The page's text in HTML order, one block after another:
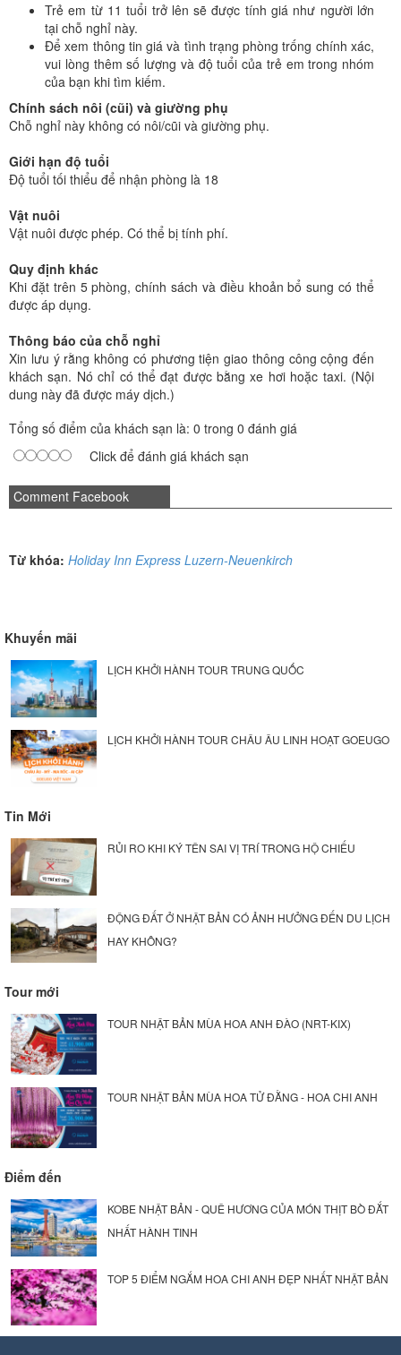
Trẻ em từ 11 tuổi trở lên sẽ được tính giá như người lớn
tại chỗ nghỉ này.
Để xem thông tin giá và tình trạng phòng trống chính xác,
vui lòng thêm số lượng và độ tuổi của trẻ em trong nhóm
của bạn khi tìm kiếm.
Chính sách nôi (cũi) và giường phụ
Chỗ nghỉ này không có nôi/cũi và giường phụ.
Giới hạn độ tuổi
Độ tuổi tối thiểu để nhận phòng là 18
Vật nuôi
Vật nuôi được phép. Có thể bị tính phí.
Quy định khác
Khi đặt trên 5 phòng, chính sách và điều khoản bổ sung có thể
được áp dụng.
Thông báo của chỗ nghỉ
Xin lưu ý rằng không có phương tiện giao thông công cộng đến
khách sạn. Nó chỉ có thể đạt được bằng xe hơi hoặc taxi. (Nội
dung này đã được máy dịch.)
Tổng số điểm của khách sạn là: 0 trong 0 đánh giá
Click để đánh giá khách sạn
Comment Facebook
Từ khóa: Holiday Inn Express Luzern-Neuenkirch
Khuyến mãi
LỊCH KHỞI HÀNH TOUR TRUNG QUỐC
LỊCH KHỞI HÀNH TOUR CHÂU ÂU LINH HOẠT GOEUGO
Tin Mới
RỦI RO KHI KÝ TÊN SAI VỊ TRÍ TRONG HỘ CHIẾU
ĐỘNG ĐẤT Ở NHẬT BẢN CÓ ẢNH HƯỞNG ĐẾN DU LỊCH
HAY KHÔNG?
Tour mới
TOUR NHẬT BẢN MÙA HOA ANH ĐÀO (NRT-KIX)
TOUR NHẬT BẢN MÙA HOA TỬ ĐẰNG - HOA CHI ANH
Điểm đến
KOBE NHẬT BẢN - QUÊ HƯƠNG CỦA MÓN THỊT BÒ ĐẮT
NHẤT HÀNH TINH
TOP 5 ĐIỂM NGẮM HOA CHI ANH ĐẸP NHẤT NHẬT BẢN